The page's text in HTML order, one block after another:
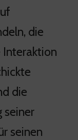
die
Interaktion
die
seiner
seinen